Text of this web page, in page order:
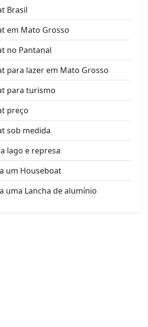
Brasil
em Mato Grosso
no Pantanal
para lazer em Mato Grosso
para turismo
preço
sob medida
lago e represa
um Houseboat
uma Lancha de alumínio